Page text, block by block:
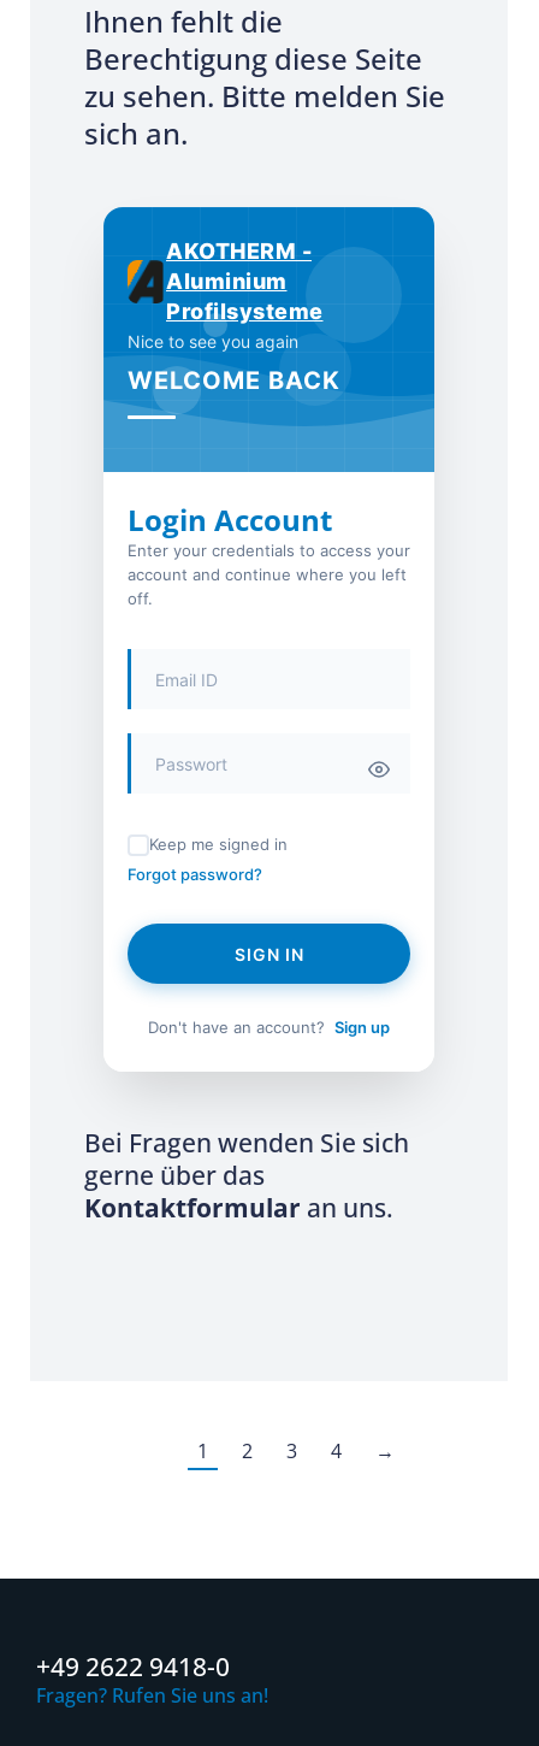
Ihnen fehlt die
Berechtigung diese Seite
zu sehen. Bitte melden Sie
sich an.
AKOTHERM -
Aluminium
Profilsysteme
Nice to see you again
WELCOME BACK
Login Account
Enter your credentials to access your
account and continue where you left
off.
Keep me signed in
Forgot password?
SIGN IN
Don't have an account? Sign up
Bei Fragen wenden Sie sich
gerne über das
Kontaktformular an uns.
1 2 3 4 →
+49 2622 9418-0
Fragen? Rufen Sie uns an!